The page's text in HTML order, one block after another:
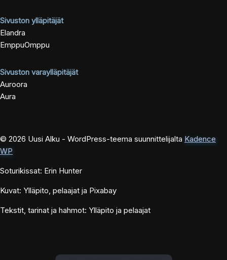
Sivuston ylläpitäjät
Elandra
EmppuOmppu
Sivuston varaylläpitäjät
Auroora
Aura
© 2026 Uusi Alku - WordPress-teema suunnittelijalta Kadence
WP
Soturikissat: Erin Hunter
Kuvat: Ylläpito, pelaajat ja Pixabay
Tekstit, tarinat ja hahmot: Ylläpito ja pelaajat